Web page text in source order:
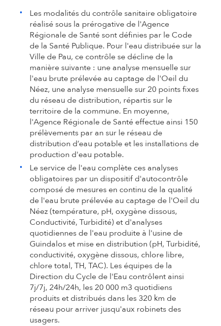
Les modalités du contrôle sanitaire obligatoire
réalisé sous la prérogative de l'Agence
Régionale de Santé sont définies par le Code
de la Santé Publique. Pour l'eau distribuée sur la
Ville de Pau, ce contrôle se décline de la
manière suivante : une analyse mensuelle sur
l'eau brute prélevée au captage de l'Oeil du
Néez, une analyse mensuelle sur 20 points fixes
du réseau de distribution, répartis sur le
territoire de la commune. En moyenne,
l'Agence Régionale de Santé effectue ainsi 150
prélèvements par an sur le réseau de
distribution d’eau potable et les installations de
production d'eau potable.
Le service de l'eau complète ces analyses
obligatoires par un dispositif d'autocontrôle
composé de mesures en continu de la qualité
de l'eau brute prélevée au captage de l'Oeil du
Néez (température, pH, oxygène dissous,
Conductivité, Turbidité) et d'analyses
quotidiennes de l'eau produite à l'usine de
Guindalos et mise en distribution (pH, Turbidité,
conductivité, oxygène dissous, chlore libre,
chlore total, TH, TAC). Les équipes de la
Direction du Cycle de l'Eau contrôlent ainsi
7j/7j, 24h/24h, les 20 000 m3 quotidiens
produits et distribués dans les 320 km de
réseau pour arriver jusqu'aux robinets des
usagers.